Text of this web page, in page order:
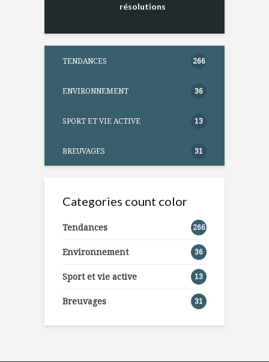
résolutions
TENDANCES 266
ENVIRONNEMENT 36
SPORT ET VIE ACTIVE 13
BREUVAGES 31
Categories count color
Tendances 266
Environnement 36
Sport et vie active 13
Breuvages 31